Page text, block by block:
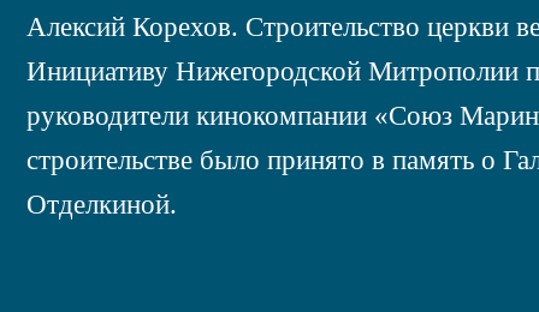
Алексий Корехов. Строительство церкви
Инициативу Нижегородской Митрополии
руководители кинокомпании «Союз
строительстве было принято в память о
Отделкиной.